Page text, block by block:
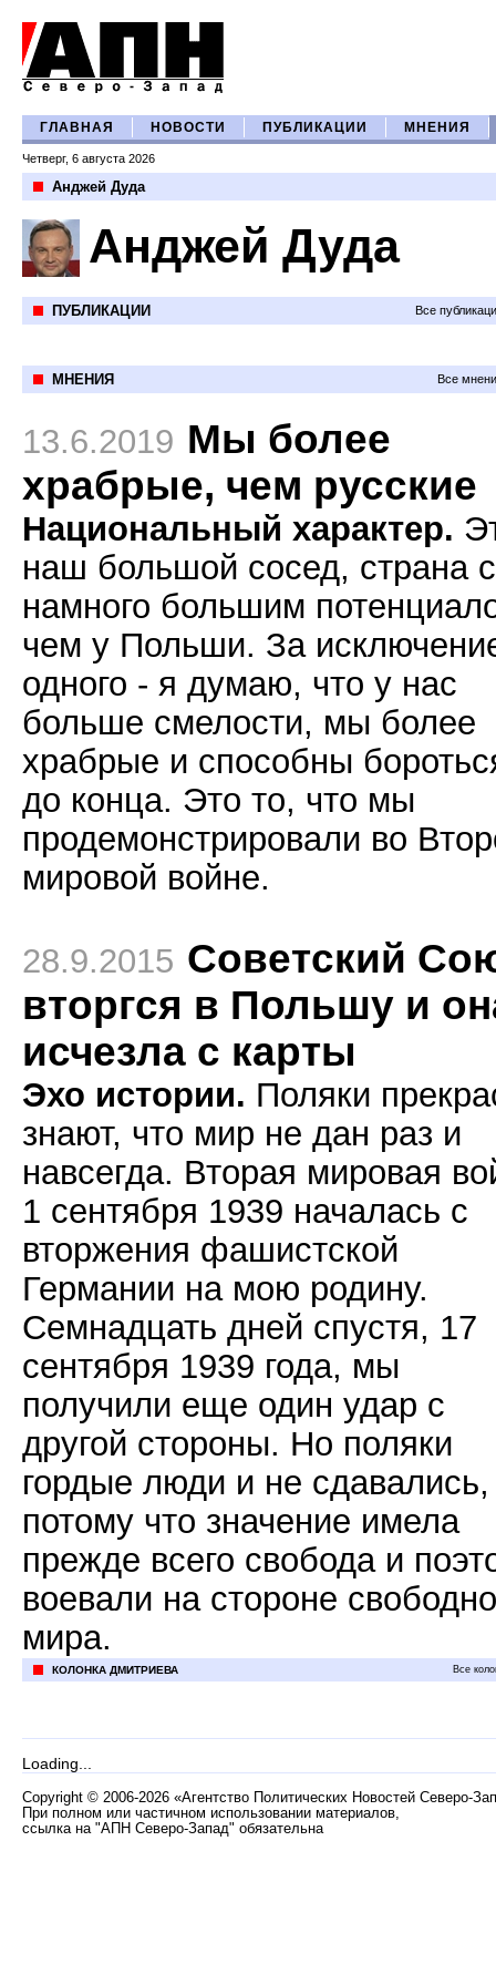
ГЛАВНАЯ НОВОСТИ ПУБЛИКАЦИИ МНЕНИЯ
Четверг, 6 августа 2026
Анджей Дуда
Анджей Дуда
ПУБЛИКАЦИИ Все
МНЕНИЯ Все
13.6.2019 Мы более
храбрые, чем русские
Национальный характер.
наш большой сосед, страна с
намного большим
чем у Польши. За
одного - я думаю, что у нас
больше смелости, мы более
храбрые и способны
до конца. Это то, что мы
продемонстрировали во
мировой войне.
28.9.2015 Советский
вторгся в Польшу и
исчезла с карты
Эхо истории. Поляки
знают, что мир не дан раз и
навсегда. Вторая мировая
1 сентября 1939 началась с
вторжения фашистской
Германии на мою родину.
Семнадцать дней спустя, 17
сентября 1939 года, мы
получили еще один удар с
другой стороны. Но поляки
гордые люди и не сдавались,
потому что значение имела
прежде всего свобода и
воевали на стороне
мира.
КОЛОНКА ДМИТРИЕВА Все
Loading...
Copyright © 2006-2026 «Агентство Политических Новостей Северо-
При полном или частичном использовании материалов,
ссылка на "АПН Северо-Запад" обязательна